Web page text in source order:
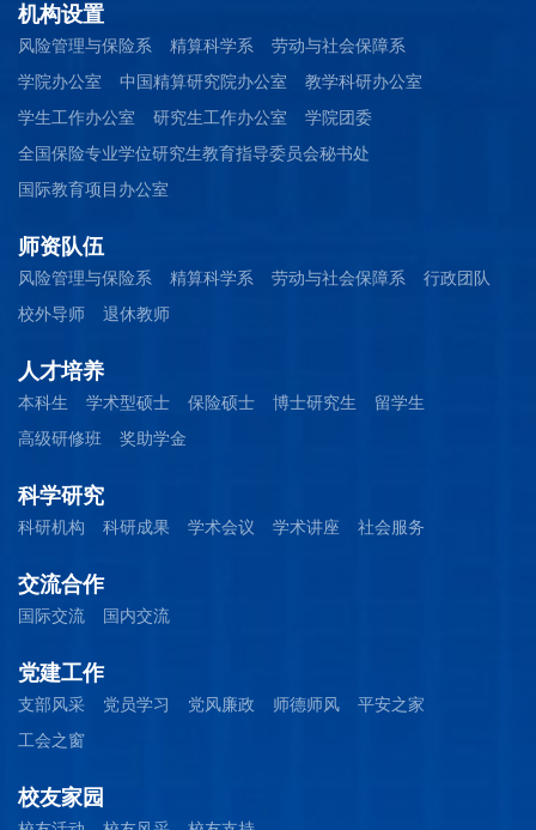
机构设置
风险管理与保险系 精算科学系
劳动与社会保障系
学院办公室
中国精算研究院办公室
教学科研办公室
学生工作办公室
研究生工作办公室
学院团委
全国保险专业学位研究生教育指导委员会秘书处
国际教育项目办公室
师资队伍
风险管理与保险系 精算科学系 劳动与社会保障系
行政团队
校外导师
退休教师
人才培养
本科生 学术型硕士 保险硕士 博士研究生
留学生
高级研修班
奖助学金
科学研究
科研机构 科研成果 学术会议 学术讲座 社会服务
交流合作
国际交流 国内交流
党建工作
支部风采 党员学习 党风廉政 师德师风
平安之家
工会之窗
校友家园